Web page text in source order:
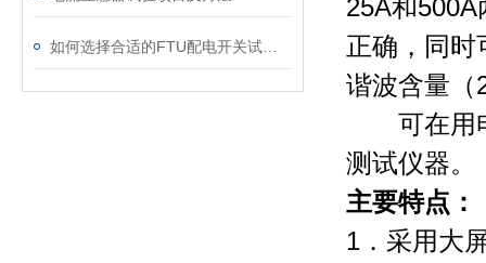
25A和
正确，同时
谐波含量（
可在用电
测试仪器。
主要特点：
1 ．采用大